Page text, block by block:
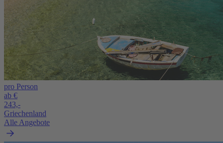
pro Person
ab €
243,-
Griechenland
Alle Angebote